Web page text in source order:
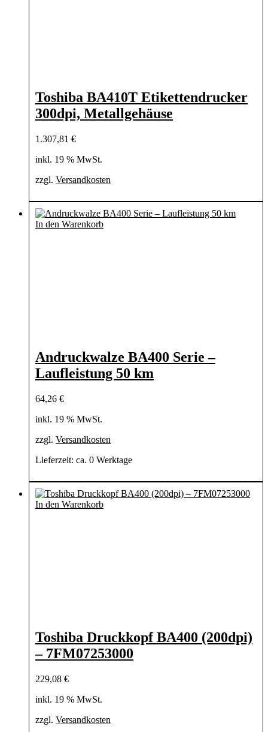
Toshiba BA410T Etikettendrucker
300dpi, Metallgehäuse
1.307,81 €
inkl. 19 % MwSt.
zzgl. Versandkosten
In den Warenkorb
Andruckwalze BA400 Serie –
Laufleistung 50 km
64,26 €
inkl. 19 % MwSt.
zzgl. Versandkosten
Lieferzeit: ca. 0 Werktage
In den Warenkorb
Toshiba Druckkopf BA400 (200dpi)
– 7FM07253000
229,08 €
inkl. 19 % MwSt.
zzgl. Versandkosten